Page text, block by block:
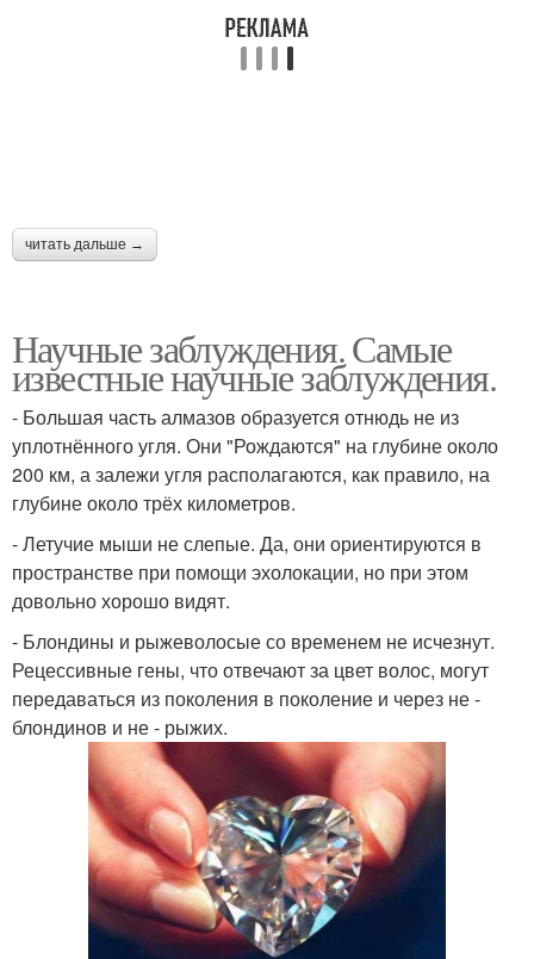
читать дальше →
Научные заблуждения. Самые
известные научные заблуждения.
- Большая часть алмазов образуется отнюдь не из
уплотнённого угля. Они "Рождаются" на глубине около
200 км, а залежи угля располагаются, как правило, на
глубине около трёх километров.
- Летучие мыши не слепые. Да, они ориентируются в
пространстве при помощи эхолокации, но при этом
довольно хорошо видят.
- Блондины и рыжеволосые со временем не исчезнут.
Рецессивные гены, что отвечают за цвет волос, могут
передаваться из поколения в поколение и через не -
блондинов и не - рыжих.